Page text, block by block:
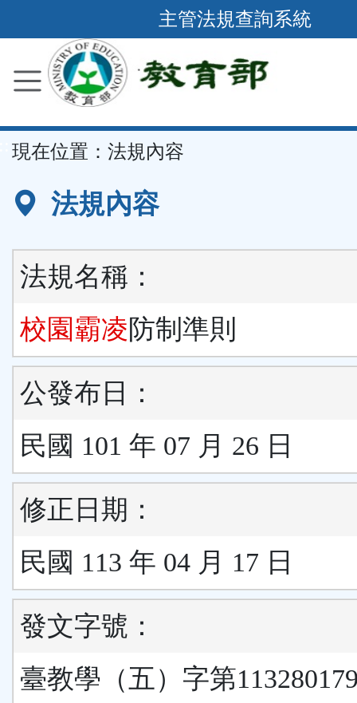
到
要
容
區
主管法規查詢系統
現在位置： 法規內容
法規內容
法規名稱：
校園霸凌防制準則
公發布日：
民國 101 年 07 月 26 日
修正日期：
民國 113 年 04 月 17 日
發文字號：
臺教學（五）字第